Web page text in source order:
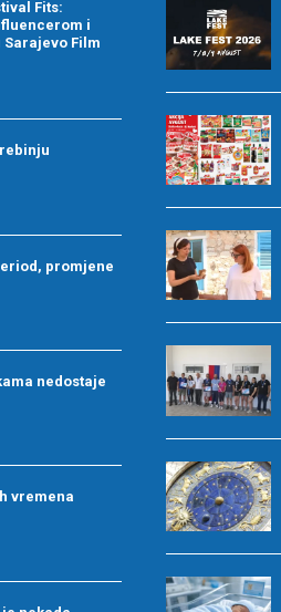
Fits:
i
Film
promjene
nedostaje
vremena